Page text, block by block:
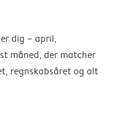
dig – april,
måned, der matcher
regnskabsåret og alt